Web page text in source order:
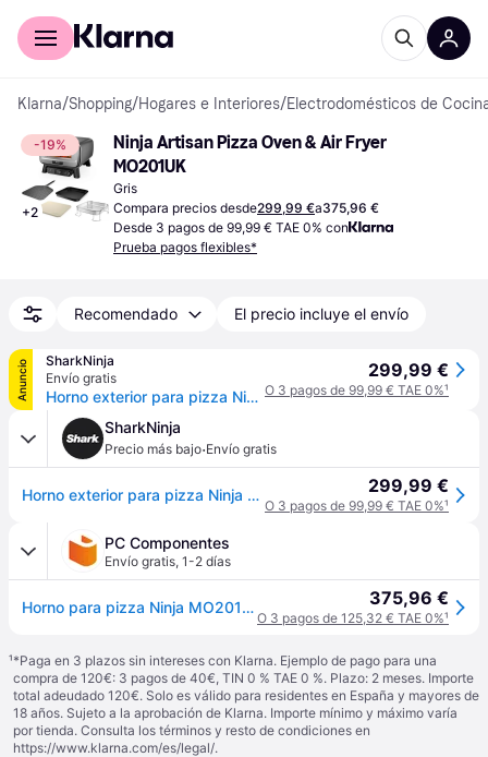
Comprar con Klarna
Klarna/Shopping/Hogares e Interiores/Electrodomésticos de
-19%
+2
Ninja Artisan Pizza Oven & Air Fryer
MO201UK
Gris
Compara precios desde299,99 €a375,96 €
Desde 3 pagos de 99,99 € TAE 0% con
Prueba pagos flexibles*
Recomendado El precio incluye el envío
Anuncio
SharkNinja
Envío gratis
Horno exterior para pizza Ninja Artisan, 4 funciones en Gris | MO201EU | de SharkNinja
299,99 €
O 3 pagos de 99,99 € TAE 0%¹
SharkNinja
Precio más bajo·Envío gratis
Horno exterior para pizza Ninja Artisan, 4 funciones en Gris | MO201EU | de SharkNinja 299,99 €
O 3 pagos de 99,99 € TAE 0%¹
PC Componentes
Envío gratis, 1-2 días
Horno para pizza Ninja MO201EU piedra 30 cm acero inoxidable freidora aire exterior 375,96 €
O 3 pagos de 125,32 € TAE 0%¹
¹*Paga en 3 plazos sin intereses con Klarna. Ejemplo de pago para una
compra de 120€: 3 pagos de 40€, TIN 0 % TAE 0 %. Plazo: 2 meses. Importe
total adeudado 120€. Solo es válido para residentes en España y mayores de
18 años. Sujeto a la aprobación de Klarna. Importe mínimo y máximo varía
por tienda. Consulta los términos y resto de condiciones en
https://www.klarna.com/es/legal/.